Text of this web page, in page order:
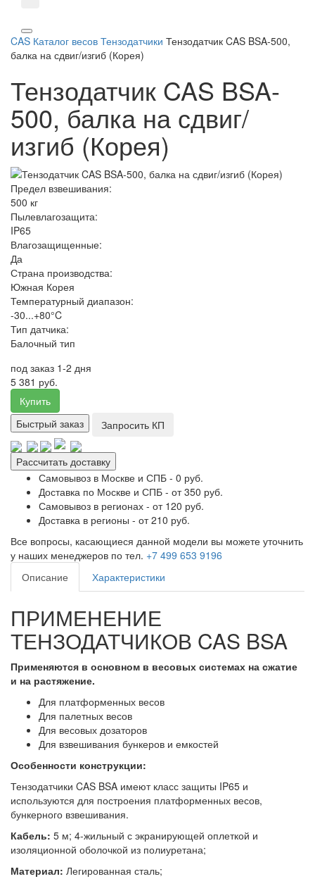
CAS Каталог весов Тензодатчики Тензодатчик CAS BSA-500,
балка на сдвиг/изгиб (Корея)
Тензодатчик CAS BSA-
500, балка на сдвиг/
изгиб (Корея)
Предел взвешивания:
500 кг
Пылевлагозащита:
IP65
Влагозащищенные:
Да
Страна производства:
Южная Корея
Температурный диапазон:
-30...+80°C
Тип датчика:
Балочный тип
под заказ 1-2 дня
5 381 руб.
Купить
Быстрый заказ
Запросить КП
Рассчитать доставку
Самовывоз в Москве и СПБ - 0 руб.
Доставка по Москве и СПБ - от 350 руб.
Самовывоз в регионах - от 120 руб.
Доставка в регионы - от 210 руб.
Все вопросы, касающиеся данной модели вы можете уточнить
у наших менеджеров по тел. +7 499 653 9196
Описание
Характеристики
ПРИМЕНЕНИЕ
ТЕНЗОДАТЧИКОВ CAS BSA
Применяются в основном в весовых системах на сжатие
и на растяжение.
Для платформенных весов
Для палетных весов
Для весовых дозаторов
Для взвешивания бункеров и емкостей
Особенности конструкции:
Тензодатчики CAS BSA имеют класс защиты IP65 и
используются для построения платформенных весов,
бункерного взвешивания.
Кабель: 5 м; 4-жильный с экранирующей оплеткой и
изоляционной оболочкой из полиуретана;
Материал: Легированная сталь;